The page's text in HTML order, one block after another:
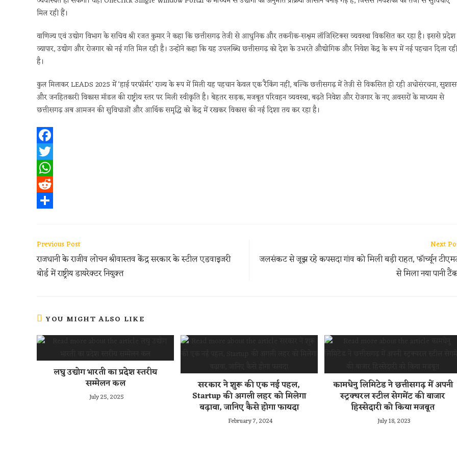
मिल रही हैं।
वाणिज्य एवं उद्योग विभाग के सचिव श्री रजत कुमार ने कहा कि छत्तीसगढ़ तेजी से आधुनिक और तकनीक-सक्षम लॉजिस्टिक्स व्यवस्था विकसित कर रहा है। इससे
व्यापार, उद्योग और रोजगार को नई गति मिल रही है। उन्होंने कहा कि यह उपलब्धि छत्तीसगढ़ को देश के उभरते औद्योगिक और निवेश केंद्र के रूप में नई पहचान दिला रही
है।
कुल मिलाकर LEADS 2025 में ‘हाई परफॉर्मर’ राज्य के रूप में मिली यह पहचान केवल एक रैंकिंग नहीं, बल्कि छत्तीसगढ़ में तेज़ी से विकसित हो रही अधोसंरचना,
और जनहितकारी विकास मॉडल की राष्ट्रीय स्तर पर मिली स्वीकृति है। बेहतर सड़क, मजबूत परिवहन व्यवस्था, बढ़ते निवेश और रोजगार के नए अवसरों के माध्यम से
छत्तीसगढ़ अब आमजन की सुविधाओं और आर्थिक समृद्धि को केंद्र में रखकर विकास की नई दिशा तय कर रहा है।
F
a
c
o
k
T
w
e
r
W
h
s
A
R
d
i
a
r
Read
more
articles
Previous Post
राजधानी के राजीव लोचन श्रीवास्तव केंद्र सरकार के स्टील एडवाइजरी
बोर्ड में राष्ट्रीय डायरेक्टर नियुक्त
Next
जलसंकट से जूझ रहे कपसदा गांव को मिली बड़ी राहत, फॉर्च्यून
से मिला नया पानी
YOU MIGHT ALSO LIKE
लघु उद्योग भारती का प्रदेश स्तरीय
सम्मेलन कल
July 25, 2025
सरकार ने शुरू की एक नई पहल,
Startup की अगली लहर को मिलेगा
बढ़ावा, जानिए कैसे होगा फायदा
February 7, 2024
कामधेनु लिमिटेड ने छत्तीसगढ़ में अपनी
स्ट्रक्चरल स्टील सेगमेंट की बाजार
हिस्सेदारी को किया मजबूत
July 18, 2023